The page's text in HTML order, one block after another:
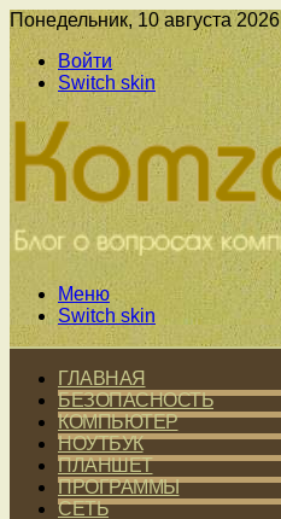
Понедельник, 10 августа 2026
Войти
Switch skin
Меню
Switch skin
ГЛАВНАЯ
БЕЗОПАСНОСТЬ
КОМПЬЮТЕР
НОУТБУК
ПЛАНШЕТ
ПРОГРАММЫ
СЕТЬ